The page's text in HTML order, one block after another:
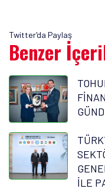
Twitter'da Paylaş
Benzer
İLE